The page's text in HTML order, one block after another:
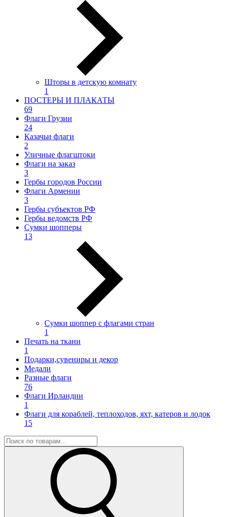
Шторы в детскую комнату
1
ПОСТЕРЫ И ПЛАКАТЫ
69
Флаги Грузии
24
Казачьи флаги
2
Уличные флагштоки
Флаги на заказ
3
Гербы городов России
Флаги Армении
3
Гербы субъектов РФ
Гербы ведомств РФ
Сумки шопперы
13
Сумки шоппер с флагами стран
1
Печать на ткани
1
Подарки,сувениры и декор
Медали
Разные флаги
76
Флаги Ирландии
1
Флаги для кораблей, теплоходов, яхт, катеров и лодок
15